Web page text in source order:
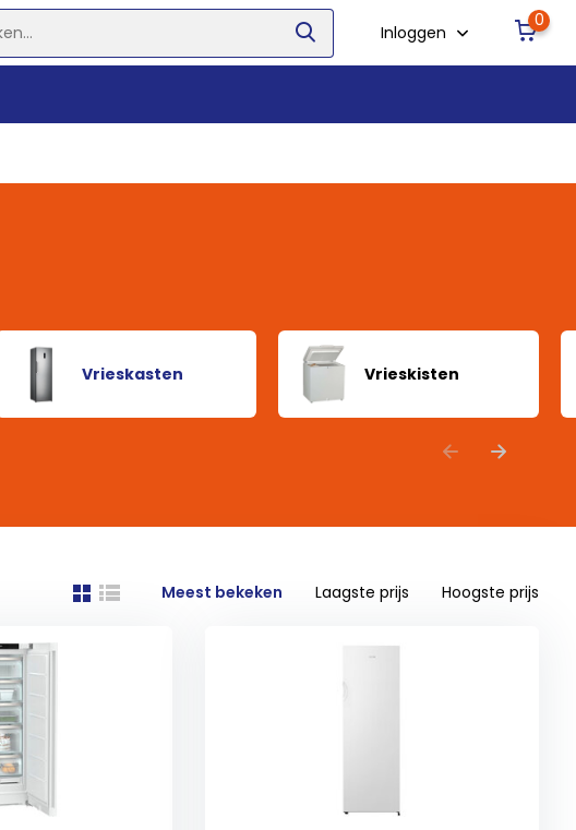
Inloggen
0
Vrieskasten Vrieskisten
Meest bekeken Laagste prijs Hoogste prijs